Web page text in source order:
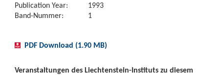
Publication Year:
1993
Band-Nummer:
1
PDF Download (1.90 MB)
Veranstaltungen des Liechtenstein-Instituts zu diesem